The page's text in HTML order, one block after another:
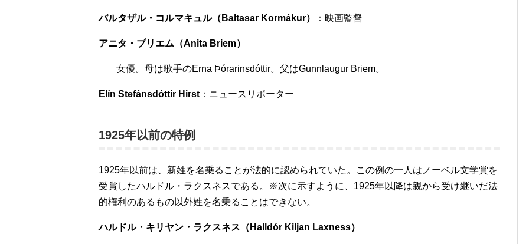
バルタザル・コルマキュル（Baltasar Kormákur） ：映画監督
アニタ・ブリエム（Anita Briem）
女優。母は歌手のErna Þórarinsdóttir。父はGunnlaugur Briem。
Elín Stefánsdóttir Hirst ：ニュースリポーター
1925年以前の特例
1925年以前は、新姓を名乗ることが法的に認められていた。この例の一人はノーベル文学賞を
受賞したハルドル・ラクスネスである。※次に示すように、1925年以降は親から受け継いだ法
的権利のあるもの以外姓を名乗ることはできない。
ハルドル・キリヤン・ラクスネス（Halldór Kiljan Laxness）